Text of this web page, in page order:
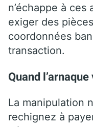
n’échappe à ces
exiger des
coordonnées
transaction.
Quand
La manipulation
rechignez à